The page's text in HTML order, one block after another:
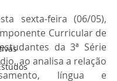
sexta-feira (06/05),
Curricular de
da 3ª Série
ao analisa a relação
língua e